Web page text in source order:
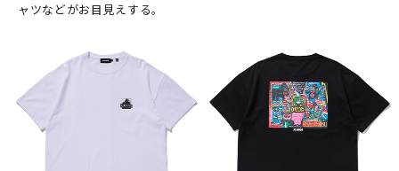
ャツなどがお目見えする。